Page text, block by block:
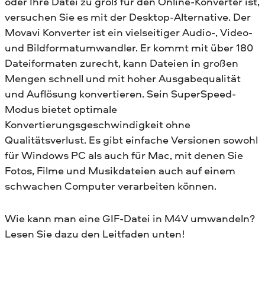
versuchen Sie es mit der Desktop-Alternative. Der
Movavi Konverter ist ein vielseitiger Audio-, Video-
und Bildformatumwandler. Er kommt mit über 180
Dateiformaten zurecht, kann Dateien in großen
Mengen schnell und mit hoher Ausgabequalität
und Auflösung konvertieren. Sein SuperSpeed-
Modus bietet optimale
Konvertierungsgeschwindigkeit ohne
Qualitätsverlust. Es gibt einfache Versionen sowohl
für Windows PC als auch für Mac, mit denen Sie
Fotos, Filme und Musikdateien auch auf einem
schwachen Computer verarbeiten können.
Wie kann man eine GIF-Datei in M4V umwandeln?
Lesen Sie dazu den Leitfaden unten!